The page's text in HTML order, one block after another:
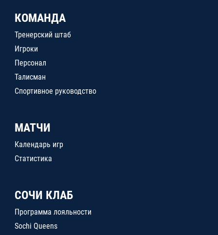
КОМАНДА
Тренерский штаб
Игроки
Персонал
Талисман
Спортивное руководство
МАТЧИ
Календарь игр
Статистика
СОЧИ КЛАБ
Программа лояльности
Sochi Queens